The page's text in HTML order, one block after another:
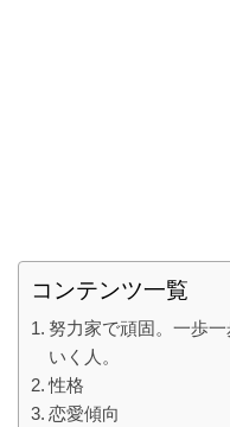
コンテンツ一覧
努力家で頑固。一歩
いく人。
性格
恋愛傾向